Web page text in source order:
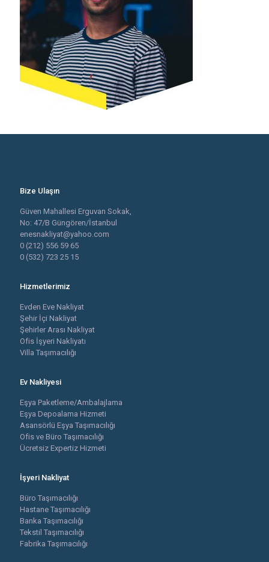
Bize Ulaşın
Güven Mahallesi Erguvan Sokak,
No: 47/B Güngören/İstanbul
enesnakliyat@yahoo.com
0 (212) 556 59 65
0 (532) 723 25 15
Hizmetlerimiz
Evden Eve Nakliyat
Şehir İçi Nakliyat
Şehirler Arası Nakliyat
Ofis İşyeri Nakliyatı
Villa Taşımacılığı
Ev Nakliyesi
Eşya Paketleme/Ambalajlama
Eşya Depoalama Hizmeti
Asansörlü Eşya Taşımacılığı
Ofis ve Büro Taşımacılığı
Ücretsiz Expertiz Hizmeti
İşyeri Nakliyat
Büro Taşımacılığı
Hastane Taşımacılığı
Banka Taşımacılığı
Tekstil Taşımacılığı
Fabrika Taşımacılığı